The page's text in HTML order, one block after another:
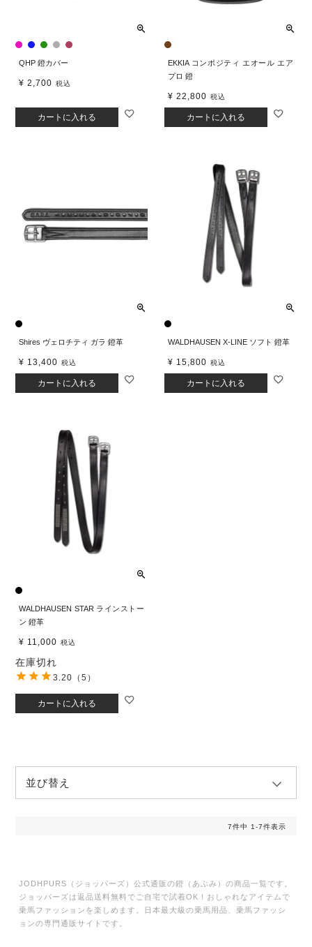
QHP 鐙カバー
¥ 2,700 税込
カートに入れる
EKKIA コンポジティ エオール エア
プロ 鐙
¥ 22,800 税込
カートに入れる
Shires ヴェロチティ ガラ 鐙革
¥ 13,400 税込
カートに入れる
WALDHAUSEN X-LINE ソフト 鐙革
¥ 15,800 税込
カートに入れる
WALDHAUSEN STAR ラインストー
ン 鐙革
¥ 11,000 税込
在庫切れ
カートに入れる
3.20 （5）
並び替え
7件中 1 -7件表示
JODHPURS（ジョッパーズ）公式通販の鐙（あぶみ）の商品一覧です。
ジョッパーズは返品送料無料でご自宅で試着OK！おしゃれなアイテムで
乗馬ファッションを楽しめます。日本最大級の乗馬用品、乗馬ファッシ
ョンの専門通販サイトです。